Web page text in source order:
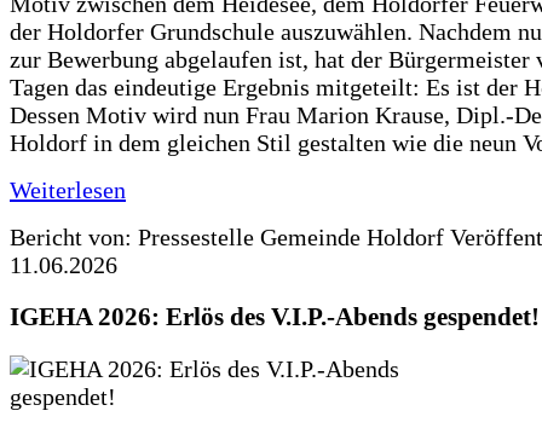
der Holdorfer Grundschule auszuwählen. Nachdem
zur Bewerbung abgelaufen ist, hat der Bürgermeister
Tagen das eindeutige Ergebnis mitgeteilt: Es ist der
Dessen Motiv wird nun Frau Marion Krause, Dipl.-
Holdorf in dem gleichen Stil gestalten wie die neun
Weiterlesen
Bericht von: Pressestelle Gemeinde Holdorf
11.06.2026
IGEHA 2026: Erlös des V.I.P.-Abends gespendet!